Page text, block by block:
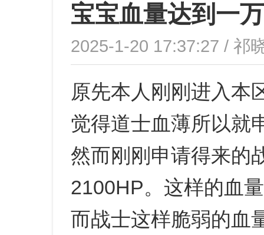
宝宝血量达到一
2025-1-20 17:37:27 / 祁
原先本人刚刚进入本
觉得道士血薄所以就
然而刚刚申请得来的
2100HP。这样的血
而战士这样脆弱的血